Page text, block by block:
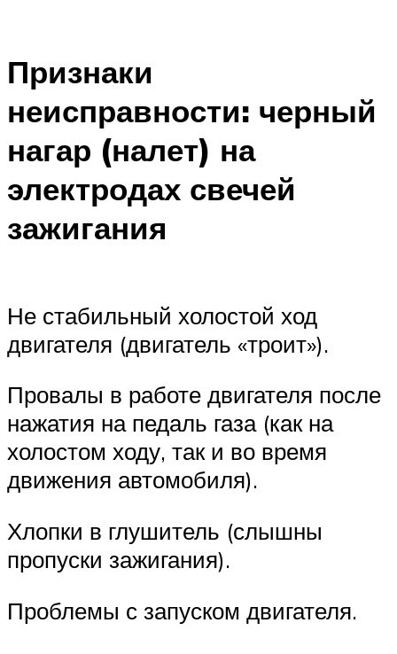
Признаки
неисправности: черный
нагар (налет) на
электродах свечей
зажигания
Не стабильный холостой ход
двигателя (двигатель «троит»).
Провалы в работе двигателя после
нажатия на педаль газа (как на
холостом ходу, так и во время
движения автомобиля).
Хлопки в глушитель (слышны
пропуски зажигания).
Проблемы с запуском двигателя.